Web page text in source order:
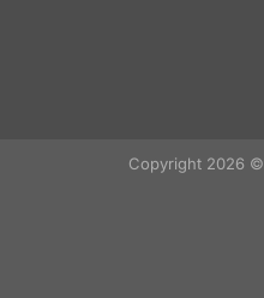
Copyright 2026 ©